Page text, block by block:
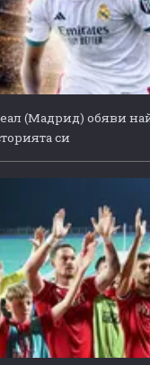
(Мадрид) обяви
си